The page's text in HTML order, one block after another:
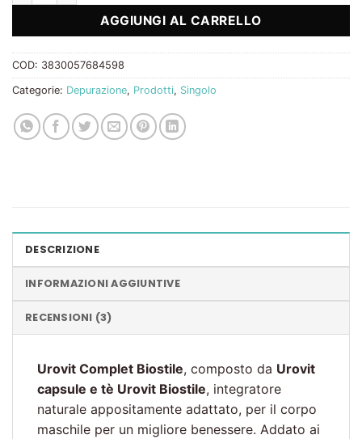
AGGIUNGI AL CARRELLO
COD: 3830057684598
Categorie: Depurazione, Prodotti, Singolo
DESCRIZIONE
INFORMAZIONI AGGIUNTIVE
RECENSIONI (3)
Urovit Complet Biostile, composto da Urovit
capsule e tè Urovit Biostile, integratore
naturale appositamente adattato, per il corpo
maschile per un migliore benessere. Addato ai